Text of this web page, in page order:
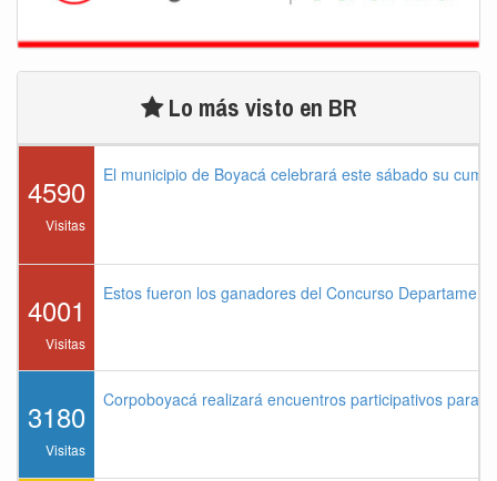
Lo más visto en BR
4590
Visitas
El municipio de Boyacá celebrará este sábado su
4001
Visitas
Estos fueron los ganadores del Concurso
3180
Visitas
Corpoboyacá realizará encuentros participativos para